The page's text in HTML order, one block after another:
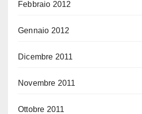
Febbraio 2012
Gennaio 2012
Dicembre 2011
Novembre 2011
Ottobre 2011